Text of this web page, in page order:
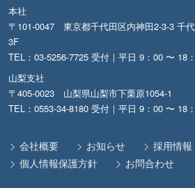
本社
〒101-0047 東京都千代田区内神田2-3-3 千
3F
TEL：03-5256-7725 受付｜平日 9：00 〜 18
山梨支社
〒405-0023 山梨県山梨市下栗原1054-1
TEL：0553-34-8180 受付｜平日 9：00 〜 18
会社概要 お知らせ
採用情報
個人情報保護方針
お問合わせ